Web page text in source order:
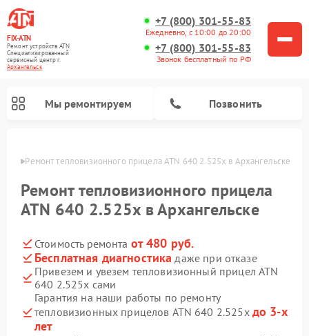
FIX-ATN
Ремонт устройств ATN
Специализированный
cервисный центр г.
Архангельск
+7 (800) 301-55-83
Ежедневно, с 10:00 до 20:00
+7 (800) 301-55-83
Звонок бесплатный по РФ
Мы ремонтируем Позвонить
Ремонт тепловизионного прицела ATN 640 2.525x в Архангельске
Ремонт тепловизионного прицела
ATN 640 2.525x в Архангельске
Стоимость ремонта от 480 руб.
Бесплатная диагностика даже при отказе
Привезем и увезем тепловизионный прицел ATN
640 2.525x сами
Гарантия на наши работы по ремонту
тепловизионных прицелов ATN 640 2.525x до 3-х
лет